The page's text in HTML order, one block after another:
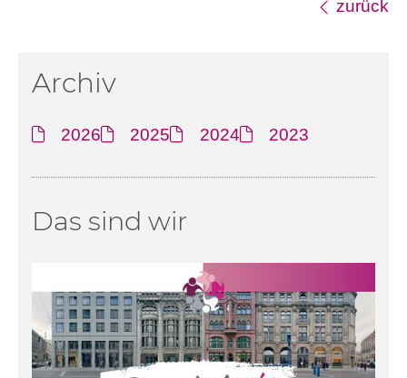
zurück
Archiv
2026 2025 2024 2023
Das sind wir